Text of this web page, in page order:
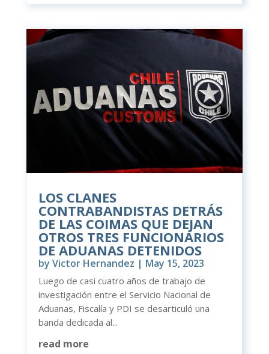
LOS CLANES
CONTRABANDISTAS DETRÁS
DE LAS COIMAS QUE DEJAN
OTROS TRES FUNCIONARIOS
DE ADUANAS DETENIDOS
by Victor Hernandez | May 15, 2023
Luego de casi cuatro años de trabajo de
investigación entre el Servicio Nacional de
Aduanas, Fiscalía y PDI se desarticuló una
banda dedicada al...
read more